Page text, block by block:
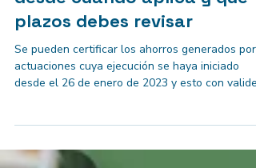
Validez y caducidad del
ahorro en el sistema CAE:
desde cuándo aplica y qué
Se pueden certificar los ahorros generados por
desde el 26 de enero de 2023 y esto con validez